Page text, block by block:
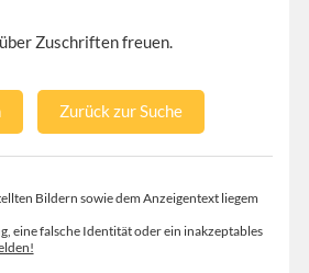
Zuschriften freuen.
Zurück zur Suche
Bildern sowie dem Anzeigentext liegem
eine falsche Identität oder ein inakzeptables